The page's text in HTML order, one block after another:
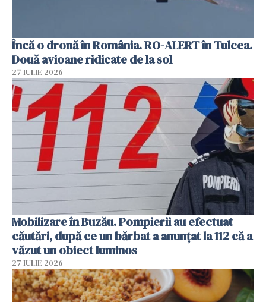
Încă o dronă în România. RO-ALERT în Tulcea.
Două avioane ridicate de la sol
27 IULIE 2026
Mobilizare în Buzău. Pompierii au efectuat
căutări, după ce un bărbat a anunțat la 112 că a
văzut un obiect luminos
27 IULIE 2026